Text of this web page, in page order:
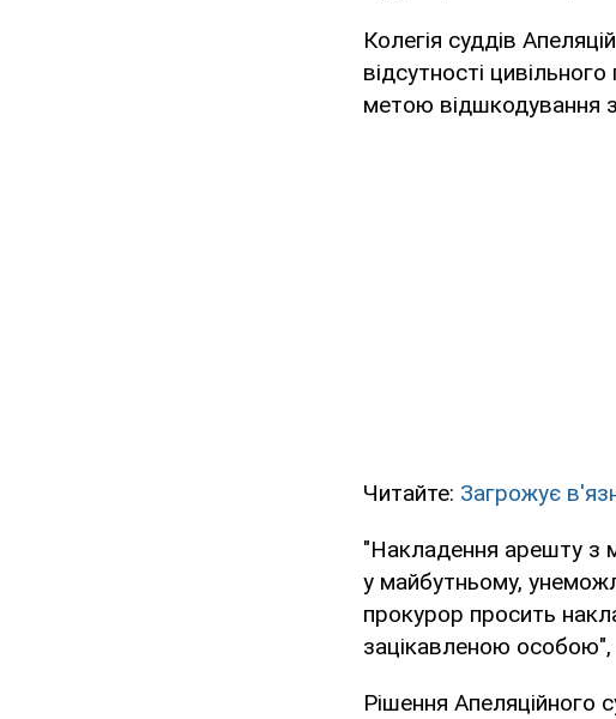
Колегія суддів
відсутності
метою відшкодування
Читайте: Загрожує
"Накладення арешту з
у майбутньому,
прокурор просить
зацікавленою особою",
Рішення Апеляційного